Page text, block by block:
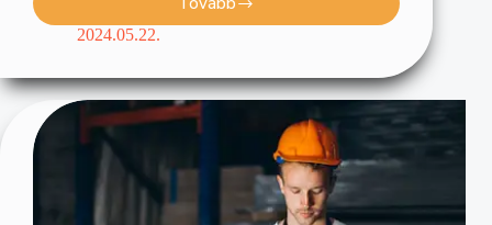
2024.05.22.